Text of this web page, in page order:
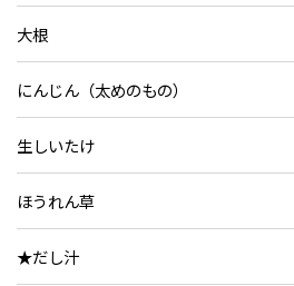
大根
にんじん（太めのもの）
生しいたけ
ほうれん草
★だし汁